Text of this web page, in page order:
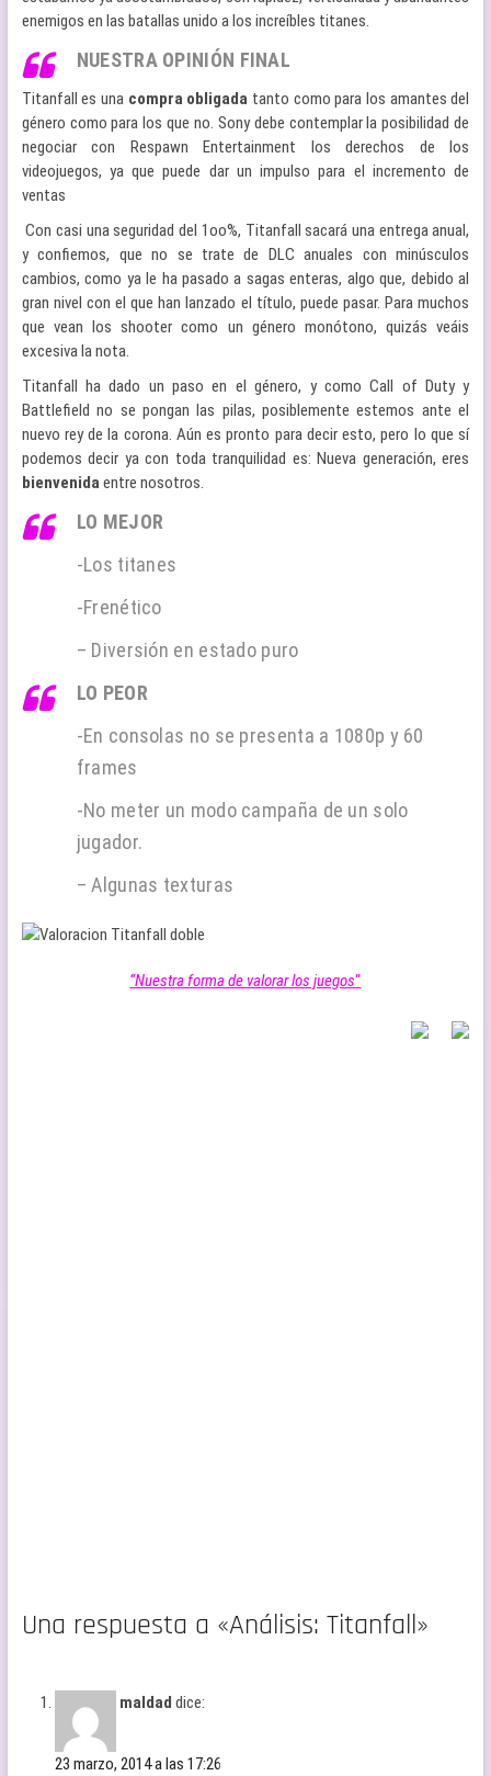
enemigos en las batallas unido a los increíbles titanes.
NUESTRA OPINIÓN FINAL
Titanfall es una compra obligada tanto como para los amantes del
género como para los que no. Sony debe contemplar la posibilidad de
negociar con Respawn Entertainment los derechos de los
videojuegos, ya que puede dar un impulso para el incremento de
ventas
Con casi una seguridad del 1oo%, Titanfall sacará una entrega anual,
y confiemos, que no se trate de DLC anuales con minúsculos
cambios, como ya le ha pasado a sagas enteras, algo que, debido al
gran nivel con el que han lanzado el título, puede pasar. Para muchos
que vean los shooter como un género monótono, quizás veáis
excesiva la nota.
Titanfall ha dado un paso en el género, y como Call of Duty y
Battlefield no se pongan las pilas, posiblemente estemos ante el
nuevo rey de la corona. Aún es pronto para decir esto, pero lo que sí
podemos decir ya con toda tranquilidad es: Nueva generación, eres
bienvenidaentre nosotros.
LO MEJOR
-Los titanes
-Frenético
– Diversión en estado puro
LO PEOR
-En consolas no se presenta a 1080p y 60
frames
-No meter un modo campaña de un solo
jugador.
– Algunas texturas
“Nuestra forma de valorar los juegos“
Una respuesta a «Análisis: Titanfall»
maldad dice:
23 marzo, 2014 a las 17:26